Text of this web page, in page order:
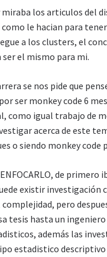
miraba los articulos del
le hacian para
a los clusters, el
ser el mismo para mi.
se nos pide que
ser monkey code 6
como igual trabajo de
acerca de este
o siendo monkey code
de primero
existir investigación
pero
tesis hasta un
además las
estadistico descriptivo